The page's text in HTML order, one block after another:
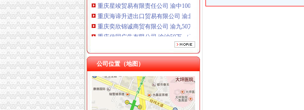
重庆海谛升进出口贸易有限公司 渝北100万 （进出口权）
重庆奕欣锦诚商贸有限公司 渝九50万 （工商注册）
重庆信同广告有限公司 渝沙50万 （工商注册）
重庆三虹房地产营销策划有限公司
公司位置（地图）